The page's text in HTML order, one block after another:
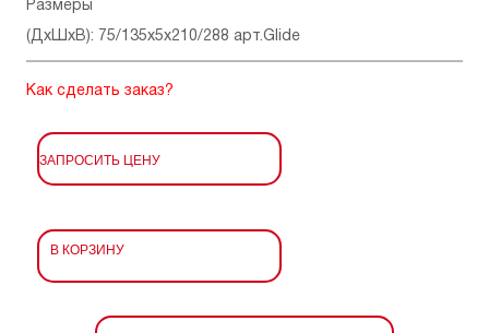
Размеры
(ДхШхВ): 75/135x5x210/288 арт.Glide
Как сделать заказ?
ЗАПРОСИТЬ ЦЕНУ
В КОРЗИНУ